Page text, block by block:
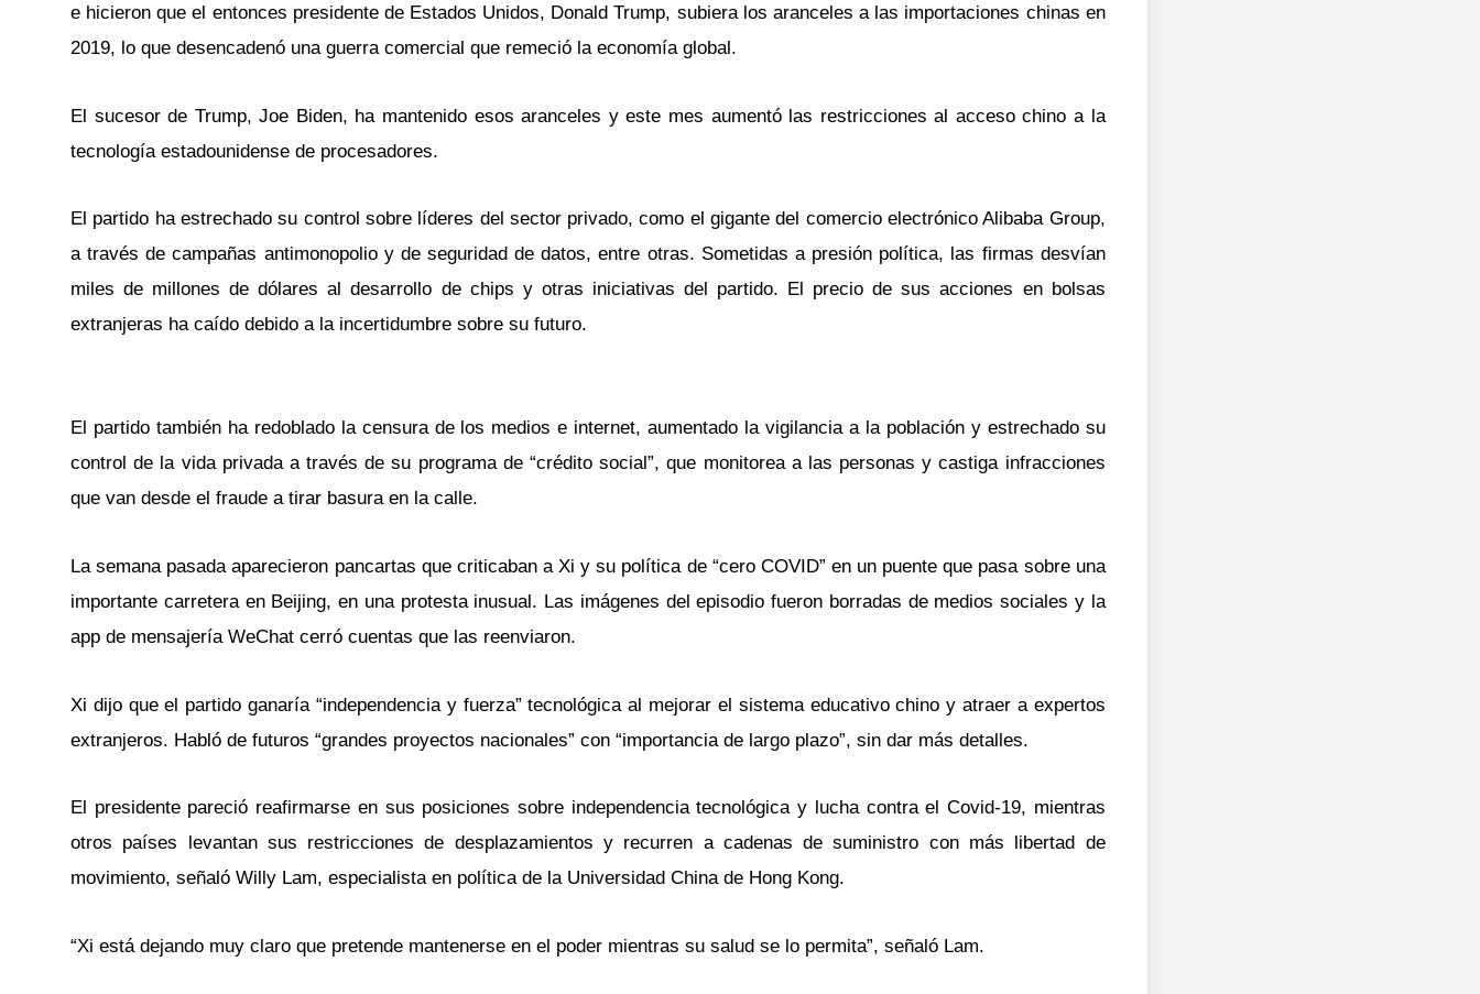
e hicieron que el entonces presidente de Estados Unidos, Donald Trump, subiera los aranceles a las importaciones chinas en
2019, lo que desencadenó una guerra comercial que remeció la economía global.
El sucesor de Trump, Joe Biden, ha mantenido esos aranceles y este mes aumentó las restricciones al acceso chino a la
tecnología estadounidense de procesadores.
El partido ha estrechado su control sobre líderes del sector privado, como el gigante del comercio electrónico Alibaba Group,
a través de campañas antimonopolio y de seguridad de datos, entre otras. Sometidas a presión política, las firmas desvían
miles de millones de dólares al desarrollo de chips y otras iniciativas del partido. El precio de sus acciones en bolsas
extranjeras ha caído debido a la incertidumbre sobre su futuro.
El partido también ha redoblado la censura de los medios e internet, aumentado la vigilancia a la población y estrechado su
control de la vida privada a través de su programa de “crédito social”, que monitorea a las personas y castiga infracciones
que van desde el fraude a tirar basura en la calle.
La semana pasada aparecieron pancartas que criticaban a Xi y su política de “cero COVID” en un puente que pasa sobre una
importante carretera en Beijing, en una protesta inusual. Las imágenes del episodio fueron borradas de medios sociales y la
app de mensajería WeChat cerró cuentas que las reenviaron.
Xi dijo que el partido ganaría “independencia y fuerza” tecnológica al mejorar el sistema educativo chino y atraer a expertos
extranjeros. Habló de futuros “grandes proyectos nacionales” con “importancia de largo plazo”, sin dar más detalles.
El presidente pareció reafirmarse en sus posiciones sobre independencia tecnológica y lucha contra el Covid-19, mientras
otros países levantan sus restricciones de desplazamientos y recurren a cadenas de suministro con más libertad de
movimiento, señaló Willy Lam, especialista en política de la Universidad China de Hong Kong.
“Xi está dejando muy claro que pretende mantenerse en el poder mientras su salud se lo permita”, señaló Lam.